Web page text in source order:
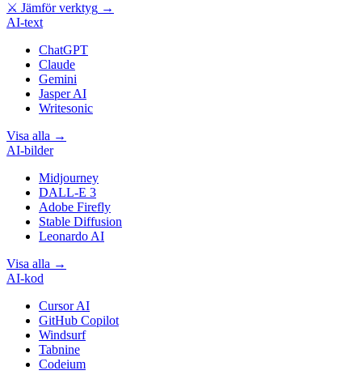
⚔ Jämför verktyg →
AI-text
ChatGPT
Claude
Gemini
Jasper AI
Writesonic
Visa alla →
AI-bilder
Midjourney
DALL-E 3
Adobe Firefly
Stable Diffusion
Leonardo AI
Visa alla →
AI-kod
Cursor AI
GitHub Copilot
Windsurf
Tabnine
Codeium